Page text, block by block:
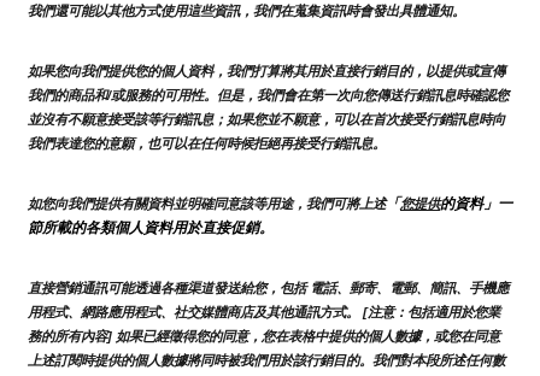
我們還可能以其他方式使用這些資訊，我們在蒐集資訊時會發出具體通知。
如果您向我們提供您的個人資料，我們打算將其用於直接行銷目的，以提供或宣傳
我們的商品和/或服務的可用性。但是，我們會在第一次向您傳送行銷訊息時確認您
並沒有不願意接受該等行銷訊息；如果您並不願意，可以在首次接受行銷訊息時向
我們表達您的意願，也可以在任何時候拒絕再接受行銷訊息。
如您向我們提供有關資料並明確同意該等用途，我們可將上述「您提供的資料」一
節所載的各類個人資料用於直接促銷。
直接營銷通訊可能透過各種渠道發送給您，包括 電話、郵寄、電郵、簡訊、手機應
用程式、網路應用程式、社交媒體商店及其他通訊方式。 [注意：包括適用於您業
務的所有內容] 如果已經徵得您的同意，您在表格中提供的個人數據，或您在同意
上述訂閱時提供的個人數據將同時被我們用於該行銷目的。我們對本段所述任何數